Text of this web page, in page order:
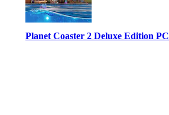
Planet Coaster 2 Deluxe Edition PC